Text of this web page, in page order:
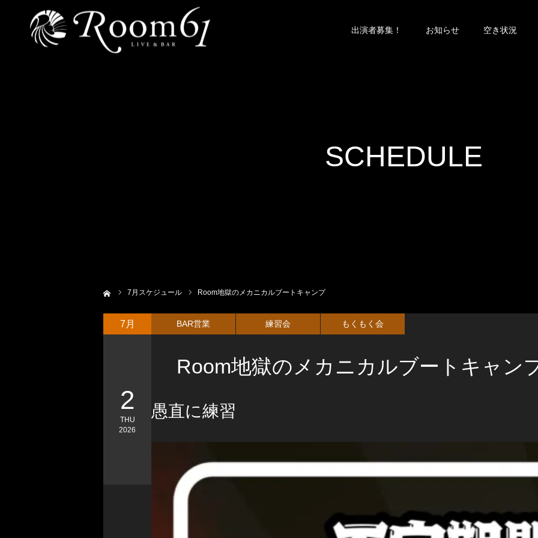
出演者募集！ お知らせ 空き状況
SCHEDULE
7 月スケジュール Room地獄のメカニカルブートキャンプ
Room地獄のメカニカルブートキャン
7月
2
THU
2026
BAR営業 練習会 もくもく会
愚直に練習